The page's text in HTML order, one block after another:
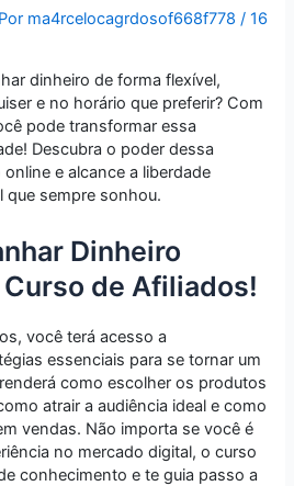
ma4rcelocagrdosof668f778/16
dinheiro de forma flexível,
e no horário que preferir? Com
pode transformar essa
Descubra o poder dessa
e alcance a liberdade
que sempre sonhou.
Dinheiro
de Afiliados!
você terá acesso a
essenciais para se tornar um
como escolher os produtos
atrair a audiência ideal e como
vendas. Não importa se você é
no mercado digital, o curso
conhecimento e te guia passo a